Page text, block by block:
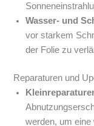
Wasser- und
vor starkem
der Folie zu
Reparaturen und
werden, um